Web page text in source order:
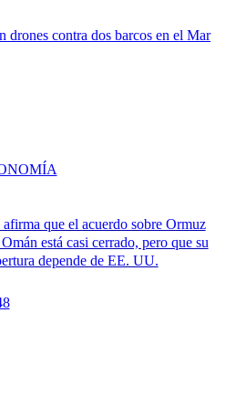
drones contra dos barcos en el Mar
afirma que el acuerdo sobre Ormuz
está casi cerrado, pero que su
depende de EE. UU.